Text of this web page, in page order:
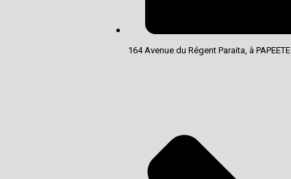
164 Avenue du Régent Paraita, à PAPEETE